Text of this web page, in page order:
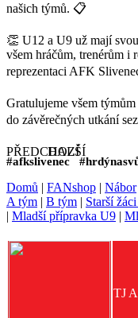
našich týmů. 📋
👏 U12 a U9 už mají
všem hráčům, trenérům i
reprezentaci AFK
Gratulujeme všem
do závěrečných utkání
#afkslivenec
Domů | FANshop | Nábor
A tým | B tým | Starší
| Mladší přípravka U9 |
TJ